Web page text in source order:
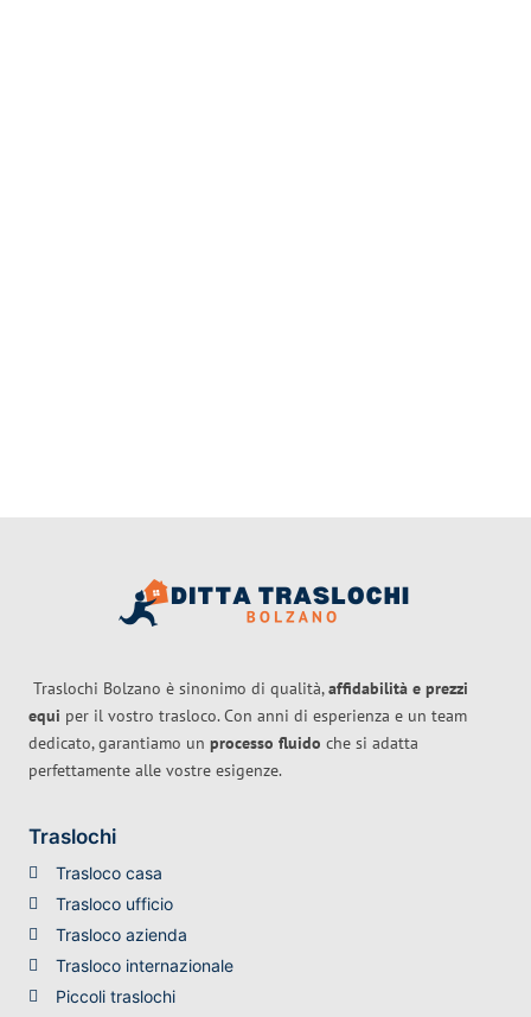
Traslochi Bolzano è sinonimo di qualità,affidabilità e prezzi
equi per il vostro trasloco. Con anni di esperienza e un team
dedicato, garantiamo un processo fluido che si adatta
perfettamente alle vostre esigenze.
Traslochi
Trasloco casa
Trasloco ufficio
Trasloco azienda
Trasloco internazionale
Piccoli traslochi